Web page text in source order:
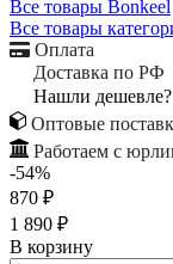
Все товары Bonkeel
Все товары
Оплата
Доставка по РФ
Нашли дешевле?
Оптовые
Работаем с
-54%
870 ₽
1 890 ₽
В корзину